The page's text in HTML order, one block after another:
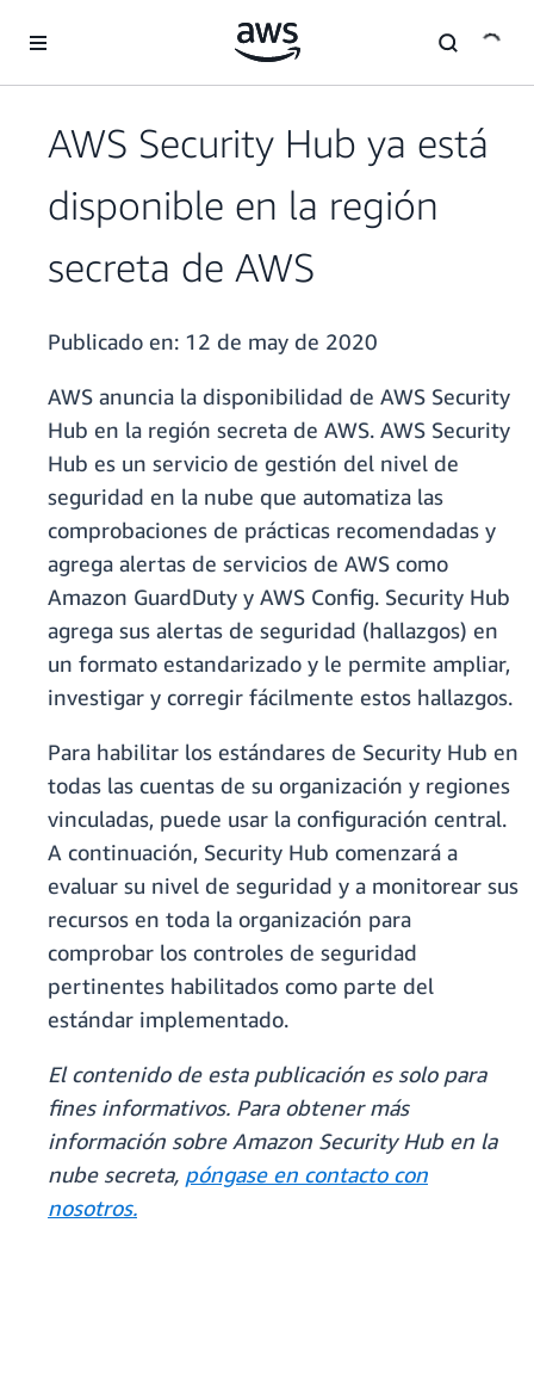
AWS Security Hub ya está
disponible en la región
secreta de AWS
Publicado en: 12 de may de 2020
AWS anuncia la disponibilidad de AWS Security
Hub en la región secreta de AWS. AWS Security
Hub es un servicio de gestión del nivel de
seguridad en la nube que automatiza las
comprobaciones de prácticas recomendadas y
agrega alertas de servicios de AWS como
Amazon GuardDuty y AWS Config. Security Hub
agrega sus alertas de seguridad (hallazgos) en
un formato estandarizado y le permite ampliar,
investigar y corregir fácilmente estos hallazgos.
Para habilitar los estándares de Security Hub en
todas las cuentas de su organización y regiones
vinculadas, puede usar la configuración central.
A continuación, Security Hub comenzará a
evaluar su nivel de seguridad y a monitorear sus
recursos en toda la organización para
comprobar los controles de seguridad
pertinentes habilitados como parte del
estándar implementado.
El contenido de esta publicación es solo para
fines informativos. Para obtener más
información sobre Amazon Security Hub en la
nube secreta, póngase en contacto con
nosotros.